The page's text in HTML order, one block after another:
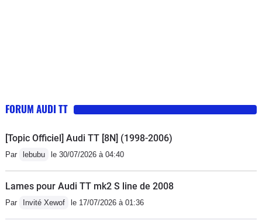
pleut, etc..et ne comptez pas sur le
vous avez un problème vous vous
FORUM AUDI TT
[Topic Officiel] Audi TT [8N] (1998-2006)
Par lebubu le 30/07/2026 à 04:40
Lames pour Audi TT mk2 S line de 2008
Par Invité Xewof le 17/07/2026 à 01:36